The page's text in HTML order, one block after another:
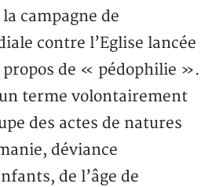
campagne de
contre l’Eglise lancée
propos de « pédophilie ».
terme volontairement
des actes de natures
déviance
de l’âge de